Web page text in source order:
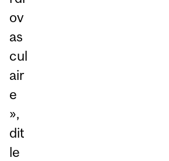
ov
as
cul
air
e
»,
dit
le